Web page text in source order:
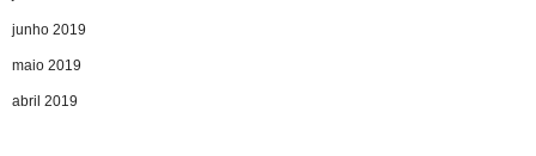
junho 2019
maio 2019
abril 2019